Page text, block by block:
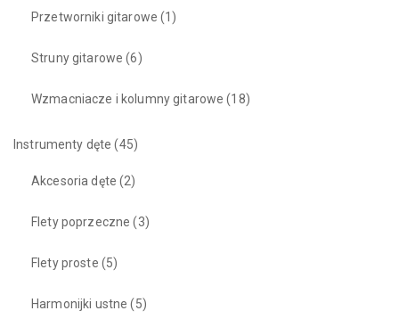
Przetworniki gitarowe (1)
Struny gitarowe (6)
Wzmacniacze i kolumny gitarowe (18)
Instrumenty dęte (45)
Akcesoria dęte (2)
Flety poprzeczne (3)
Flety proste (5)
Harmonijki ustne (5)